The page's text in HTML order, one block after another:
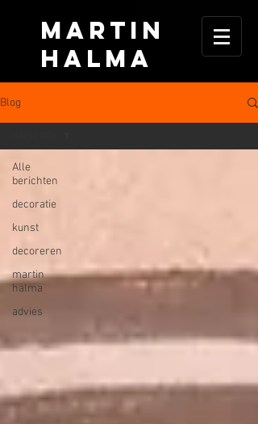
MARTIN
HALma
Blog
Alle
berichten
decoratie
kunst
decoreren
martin
halma
advies